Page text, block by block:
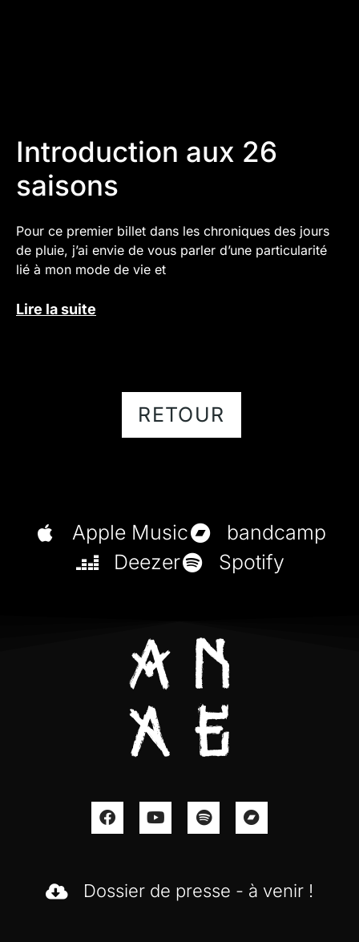
Introduction aux 26
saisons
Pour ce premier billet dans les chroniques des jours
de pluie, j’ai envie de vous parler d’une particularité
lié à mon mode de vie et
Lire la suite
RETOUR
Apple Music
bandcamp
Deezer
Spotify
Dossier de presse - à venir !